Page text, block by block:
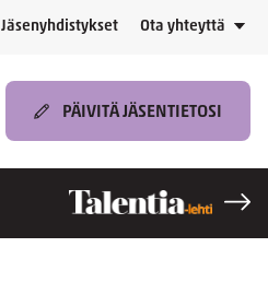
Jäsenyhdistykset Ota yhteyttä
PÄIVITÄ JÄSENTIETOSI